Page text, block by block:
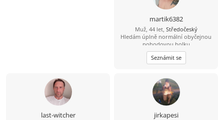
martik6382
Muž, 44 let, Středočeský
Hledám úplně normální obyčejnou
pohodovou holku
Seznámit se
last-witcher jirkapesi